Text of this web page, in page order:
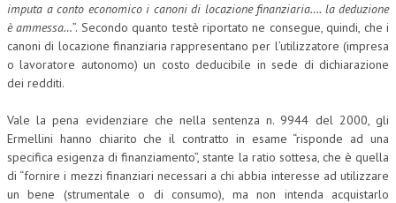
imputa a conto economico i canoni di locazione finanziaria…. la deduzione
è ammessa…”. Secondo quanto testè riportato ne consegue, quindi, che i
canoni di locazione finanziaria rappresentano per l’utilizzatore (impresa
o lavoratore autonomo) un costo deducibile in sede di dichiarazione
dei redditi.
Vale la pena evidenziare che nella sentenza n. 9944 del 2000, gli
Ermellini hanno chiarito che il contratto in esame “risponde ad una
specifica esigenza di finanziamento”, stante la ratio sottesa, che è quella
di “fornire i mezzi finanziari necessari a chi abbia interesse ad utilizzare
un bene (strumentale o di consumo), ma non intenda acquistarlo